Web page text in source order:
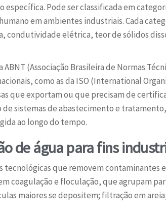
específica. Pode ser classificada em
em ambientes industriais. Cada
condutividade elétrica, teor de sólidos
ABNT (Associação Brasileira de Normas
como as da ISO (International
que exportam ou que precisam de
sistemas de abastecimento e
ao longo do tempo.
de água para fins
que removem contaminantes
coagulação e floculação, que agrupam
maiores se depositem; filtração em